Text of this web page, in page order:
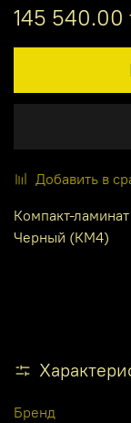
145 540.00
Добавить в
Компакт-
Черный (КМ4)
Бренд